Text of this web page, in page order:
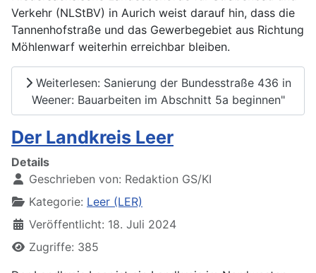
Verkehr (NLStBV) in Aurich weist darauf hin, dass die
Tannenhofstraße und das Gewerbegebiet aus Richtung
Möhlenwarf weiterhin erreichbar bleiben.
Weiterlesen: Sanierung der Bundesstraße 436 in
Weener: Bauarbeiten im Abschnitt 5a beginnen"
Der Landkreis Leer
Details
Geschrieben von: Redaktion GS/KI
Kategorie: Leer (LER)
Veröffentlicht: 18. Juli 2024
Zugriffe: 385